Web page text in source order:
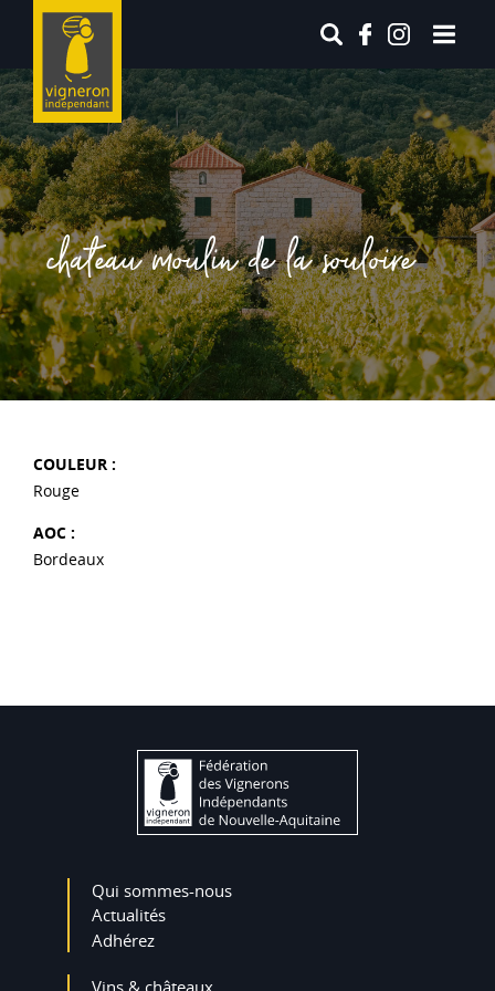
chateau moulin de la souloire
COULEUR :
Rouge
AOC :
Bordeaux
Qui sommes-nous
Actualités
Adhérez